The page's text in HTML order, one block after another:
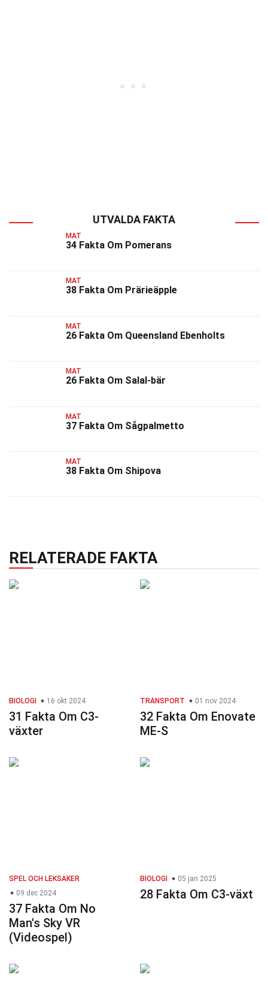
UTVALDA FAKTA
MAT
34 Fakta Om Pomerans
MAT
38 Fakta Om Prärieäpple
MAT
26 Fakta Om Queensland Ebenholts
MAT
26 Fakta Om Salal-bär
MAT
37 Fakta Om Sågpalmetto
MAT
38 Fakta Om Shipova
RELATERADE FAKTA
BIOLOGI 16 okt 2024
31 Fakta Om C3-
växter
TRANSPORT 01 nov 2024
32 Fakta Om Enovate
ME-S
SPEL OCH LEKSAKER
09 dec 2024
37 Fakta Om No
Man's Sky VR
(Videospel)
BIOLOGI 05 jan 2025
28 Fakta Om C3-växt